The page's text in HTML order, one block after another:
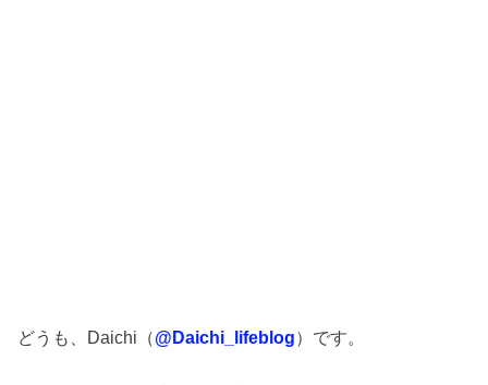
どうも、Daichi（@Daichi_lifeblog）です。